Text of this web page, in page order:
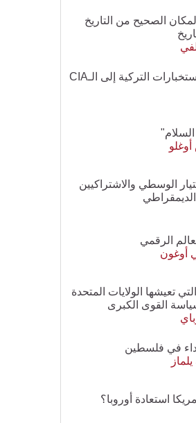
الصحيح من التاريخ
رسالة من الاستخبارات التركية إلى الـCIA
الوسطي والاشتراكيين
الرقمي
أوغون
تعيشها الولايات المتحدة
القوى الكبرى
في فلسطين
استعادة أوروبا؟